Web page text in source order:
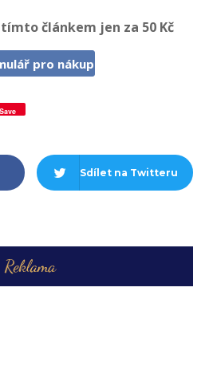
článkem jen za 50 Kč
pro nákup
Save
Sdílet na Twitteru